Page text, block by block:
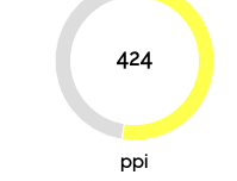
424
52.5%
ppi